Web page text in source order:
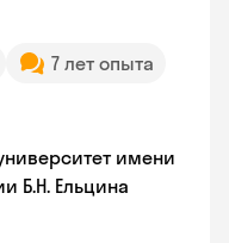
7 лет опыта
имени
Б.Н. Ельцина